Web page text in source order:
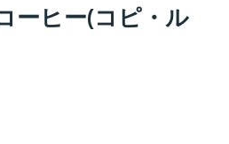
ーヒー(コピ・ル